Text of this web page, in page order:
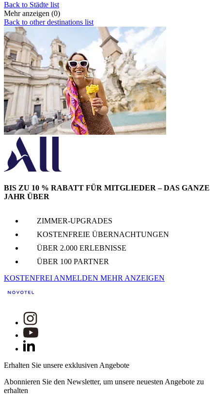
Back to Städte list
Mehr anzeigen (0)
Back to other destinations list
BIS ZU 10 % RABATT FÜR MITGLIEDER – DAS GANZE
JAHR ÜBER
ZIMMER-UPGRADES
KOSTENFREIE ÜBERNACHTUNGEN
ÜBER 2.000 ERLEBNISSE
ÜBER 100 PARTNER
KOSTENFREI ANMELDEN MEHR ANZEIGEN
Erhalten Sie unsere exklusiven Angebote
Abonnieren Sie den Newsletter, um unsere neuesten Angebote zu
erhalten